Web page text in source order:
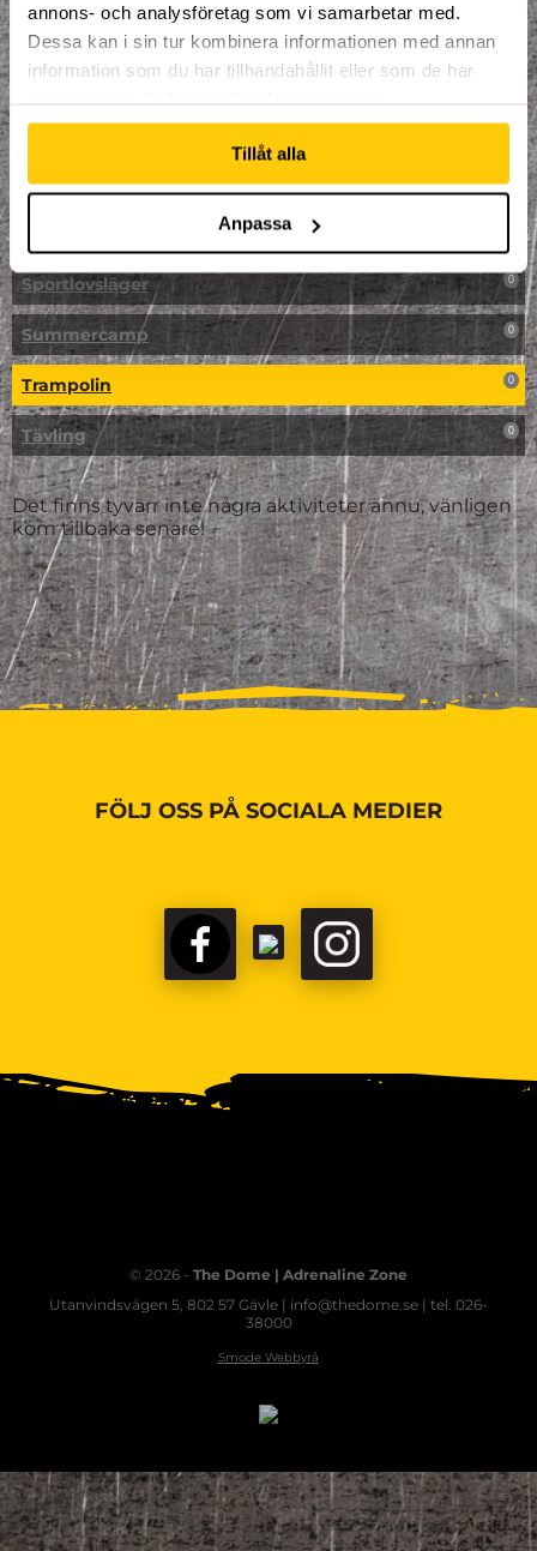
annons- och analysföretag som vi samarbetar med.
Dessa kan i sin tur kombinera informationen med annan
information som du har tillhandahållit eller som de har
Tillåt alla
Anpassa
Parkour
Påsk på Dome
Påsklovsläger 0
Skateboard 0
Sportlovsläger 0
Summercamp 0
Trampolin 0
Tävling 0
Det finns tyvärr inte några aktiviteter ännu, vänligen
kom tillbaka senare!
FÖLJ OSS PÅ SOCIALA MEDIER
© 2026 - The Dome | Adrenaline Zone
Utanvindsvägen 5, 802 57 Gävle | info@thedome.se | tel. 026-
38000
Smode Webbyrå